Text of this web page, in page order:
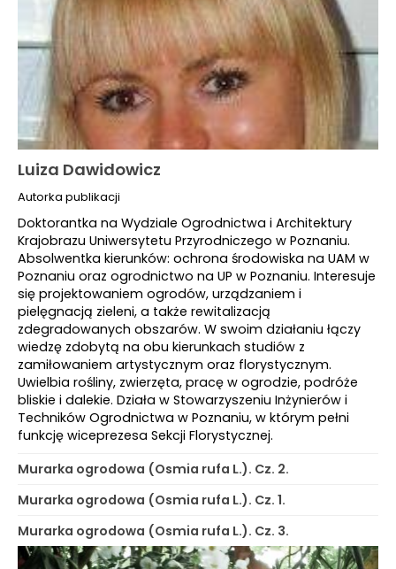
Luiza Dawidowicz
Autorka publikacji
Doktorantka na Wydziale Ogrodnictwa i Architektury
Krajobrazu Uniwersytetu Przyrodniczego w Poznaniu.
Absolwentka kierunków: ochrona środowiska na UAM w
Poznaniu oraz ogrodnictwo na UP w Poznaniu. Interesuje
się projektowaniem ogrodów, urządzaniem i
pielęgnacją zieleni, a także rewitalizacją
zdegradowanych obszarów. W swoim działaniu łączy
wiedzę zdobytą na obu kierunkach studiów z
zamiłowaniem artystycznym oraz florystycznym.
Uwielbia rośliny, zwierzęta, pracę w ogrodzie, podróże
bliskie i dalekie. Działa w Stowarzyszeniu Inżynierów i
Techników Ogrodnictwa w Poznaniu, w którym pełni
funkcję wiceprezesa Sekcji Florystycznej.
Murarka ogrodowa (Osmia rufa L.). Cz. 2.
Murarka ogrodowa (Osmia rufa L.). Cz. 1.
Murarka ogrodowa (Osmia rufa L.). Cz. 3.